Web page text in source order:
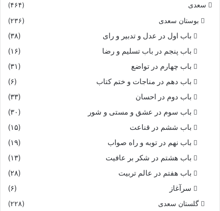
شنیدى که با ایرج کم سخن
بآغاز کینه چه افگند بن‏
و زان جایگه تا بافراسیاب
شدست آتش ایران و توران چو آب‏
بیک جاى هرگز نیامیختند
ز پند و خرد هر دو بگریختند
سپهدار ترکان ازان بتّرست
کنون گاو پیسه بچرم اندرست‏
سعدی
(۴۶۴)
بوستان سعدی (۲۳۶)
باب اول در عدل و تدبیر و رای
(۳۸)
باب پنجم در باب تسلیم و رضا
(۱۶)
باب چهارم در تواضع
(۳۱)
باب دهم در مناجات و ختم کتاب
(۶)
باب دوم در احسان
(۳۳)
باب سوم در عشق و مستی و شور
(۳۰)
باب ششم در قناعت
(۱۵)
باب نهم در توبه و راه صواب
(۱۹)
باب هشتم در شکر بر عافیت
(۱۳)
باب هفتم در عالم تربیت
(۲۸)
سرآغاز
(۶)
گلستان سعدی (۲۲۸)